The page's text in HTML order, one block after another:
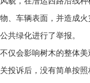
、车辆表面，并造成
共绿化进行了举报。
仅会影响树木的整体
投诉后，没有简单按